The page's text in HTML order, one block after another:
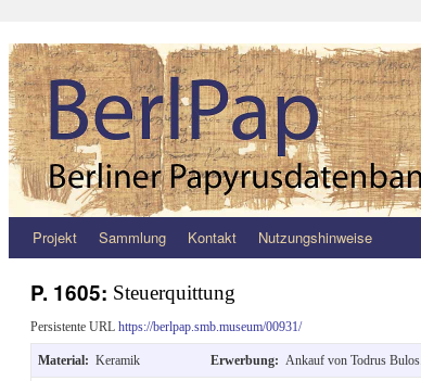
Zum
springen
Projekt Sammlung Kontakt Nutzungshinweise
P. 1605: Steuerquittung
Persistente URL https://berlpap.smb.museum/00931/
Material: Keramik Erwerbung: Ankauf von Todrus Bulos.